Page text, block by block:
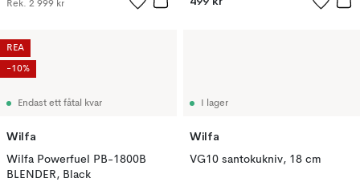
Rek. 2 999 kr
Endast ett fåtal kvar
Wilfa
Wilfa Powerfuel PB-1800B
BLENDER, Black
REA
-10%
I lager
Wilfa
VG10 santokukniv, 18 cm